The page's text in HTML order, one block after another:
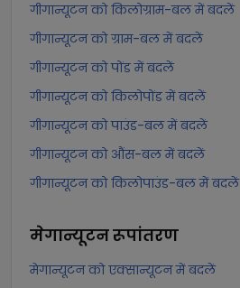
गीगान्यूटन को किलोग्राम-बल में बदलें
गीगान्यूटन को ग्राम-बल में बदलें
गीगान्यूटन को पोंड में बदलें
गीगान्यूटन को किलोपोंड में बदलें
गीगान्यूटन को पाउंड-बल में बदलें
गीगान्यूटन को औंस-बल में बदलें
गीगान्यूटन को किलोपाउंड-बल में बदलें
मेगान्यूटनरूपांतरण
मेगान्यूटन को एक्सान्यूटन में बदलें